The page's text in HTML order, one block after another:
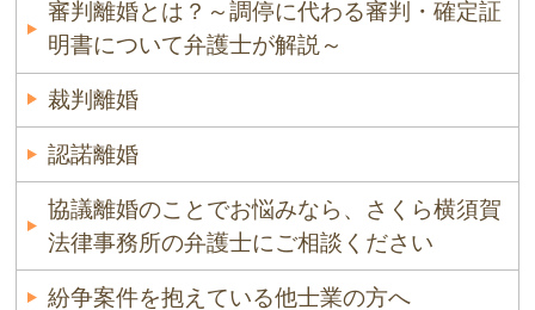
審判離婚とは？～調停に代わる審判・確定証
明書について弁護士が解説～
裁判離婚
認諾離婚
協議離婚のことでお悩みなら、さくら横須賀
法律事務所の弁護士にご相談ください
紛争案件を抱えている他士業の方へ